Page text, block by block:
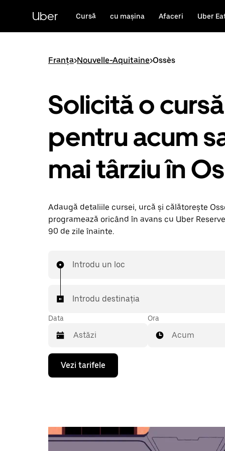
conținutul
principal
Uber Cursă cu mașina Afaceri Uber
Franța>Nouvelle-Aquitaine>Ossès
Solicită o cursă
pentru acum
mai târziu în
Adaugă detaliile cursei, urcă și călătorește
programează oricând în avans cu Uber
90 de zile înainte.
Introdu un loc
Introdu destinația
Data
Pentru
deschide
dată,
apasă
Ora
Acum
Vezi tarifele